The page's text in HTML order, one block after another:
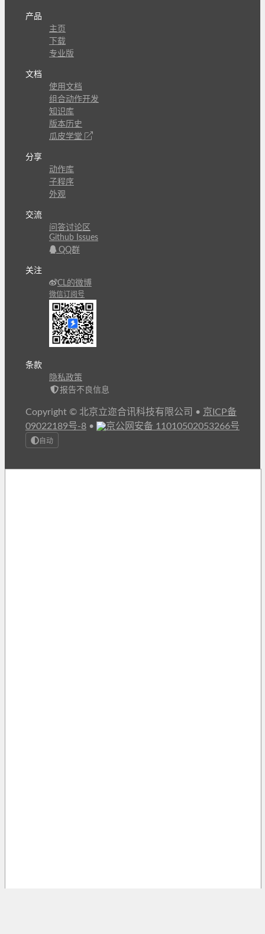
产品
主页
下载
专业版
文档
使用文档
组合动作开发
知识库
版本历史
瓜皮学堂
分享
动作库
子程序
外观
交流
问答讨论区
Github Issues
QQ群
关注
CL的微博
微信订阅号
条款
隐私政策
报告不良信息
Copyright © 北京立迩合讯科技有限公司 • 京ICP备
09022189号-8 • 京公网安备 11010502053266号
自动